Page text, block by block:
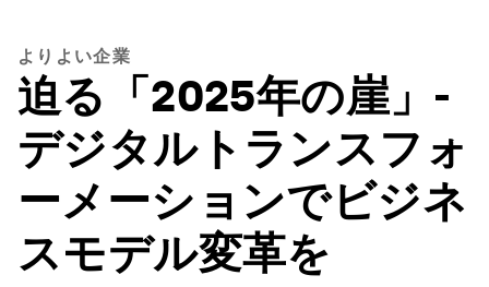
よりよい企業
迫る「2025年の崖」-
デジタルトランスフォ
ーメーションでビジネ
スモデル変革を